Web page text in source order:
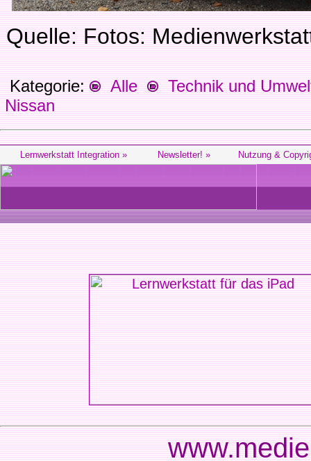
Quelle: Fotos:
Kategorie: Alle
Technik und
Nissan
Lernwerkstatt Integration » Newsletter! » Nutzung &